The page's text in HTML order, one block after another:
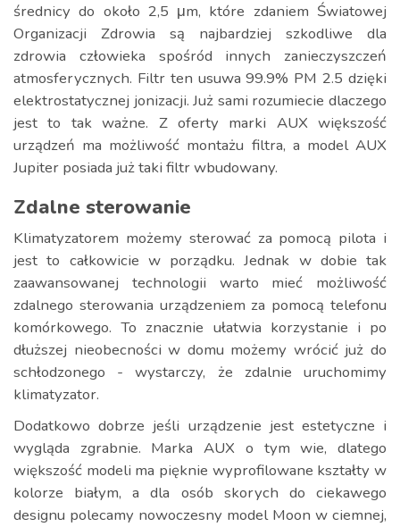
średnicy do około 2,5 μm, które zdaniem Światowej
Organizacji Zdrowia są najbardziej szkodliwe dla
zdrowia człowieka spośród innych zanieczyszczeń
atmosferycznych. Filtr ten usuwa 99.9% PM 2.5 dzięki
elektrostatycznej jonizacji. Już sami rozumiecie dlaczego
jest to tak ważne. Z oferty marki AUX większość
urządzeń ma możliwość montażu filtra, a model AUX
Jupiter posiada już taki filtr wbudowany.
Zdalne sterowanie
Klimatyzatorem możemy sterować za pomocą pilota i
jest to całkowicie w porządku. Jednak w dobie tak
zaawansowanej technologii warto mieć możliwość
zdalnego sterowania urządzeniem za pomocą telefonu
komórkowego. To znacznie ułatwia korzystanie i po
dłuższej nieobecności w domu możemy wrócić już do
schłodzonego - wystarczy, że zdalnie uruchomimy
klimatyzator.
Dodatkowo dobrze jeśli urządzenie jest estetyczne i
wygląda zgrabnie. Marka AUX o tym wie, dlatego
większość modeli ma pięknie wyprofilowane kształty w
kolorze białym, a dla osób skorych do ciekawego
designu polecamy nowoczesny model Moon w ciemnej,